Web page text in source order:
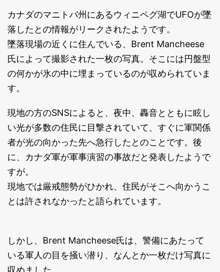
カナダのマニトバ州にあるウィニペグ湖でUFOが墜
落したとの情報がリークされたようです。
墜落現場の近くに住んでいる、Brent Mancheese
氏によって撮影された一枚の写真。そこには円盤型
の何かが氷の中に埋まっているのが収められていま
す。
現地の方のSNSによると、夜中、轟音とともに眩し
い光が多数の住民に目撃されていて、すぐに軍関係
者が光の向かった先へ急行したとのことです。後
に、カナダ軍が軍事演習の事故だと発表したようで
すが。
現地では厳戒態勢がひかれ、住民がそこへ向かうこ
とは許されなかったと語られています。
しかし、Brent Mancheese氏は、警備にあたって
いる軍人の目を掻い潜り、なんとか一枚だけ写真に
収めました。